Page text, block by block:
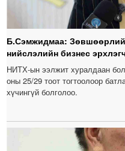
Б.Сэмжидмаа:
нийслэлийн бизнес
НИТХ-ын ээлжит хуралдаан
оны 25/29 тоот тогтоолоор
хүчингүй болголоо.